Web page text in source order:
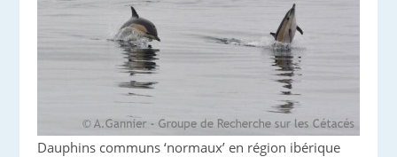
Dauphins communs ‘normaux’ en région ibérique